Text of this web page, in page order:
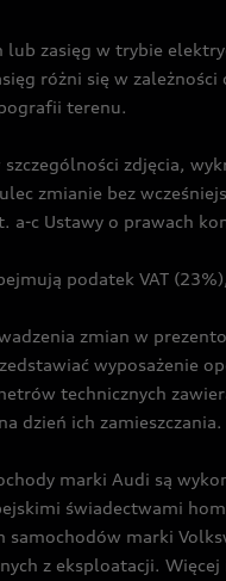
zasięg w trybie
różni się w
terenu.
zdjęcia,
zmianie bez
c Ustawy o prawach
podatek VAT
zmian w
wyposażenie
technicznych
dzień ich
marki Audi są
świadectwami
marki
z eksploatacji.